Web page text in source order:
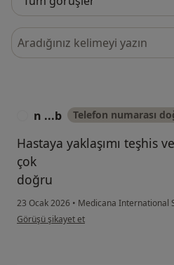
Görüşler içerisinde ara
n ...b Telefon numarası
Hastaya yaklaşımı teşhis
çok
doğru
23 Ocak 2026 • Medicana International
kullanıcının görüşüne göre n ...b
Görüşü şikayet et